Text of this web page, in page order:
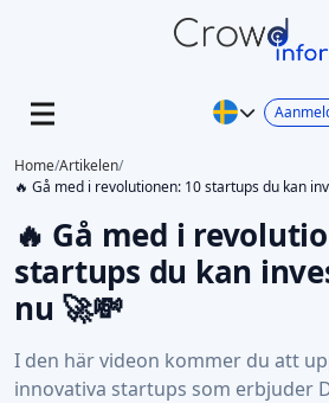
Home/Artikelen/
🔥 Gå med i revolutionen: 10 startups du kan
🔥 Gå med i
startups du kan
nu 🚀💸
I den här videon kommer du att
innovativa startups som erbjuder